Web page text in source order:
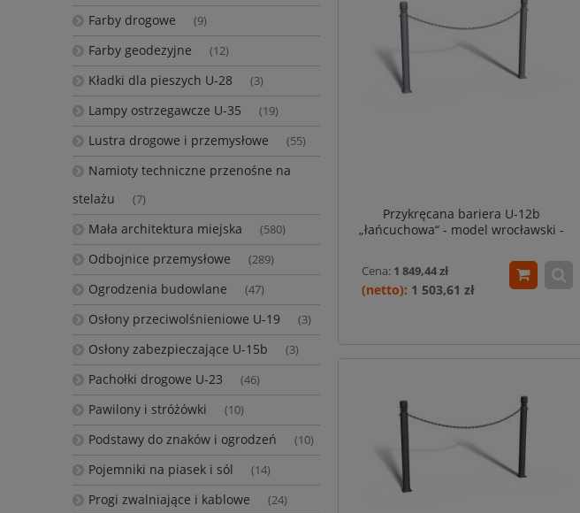
Farby drogowe (9)
Farby geodezyjne (12)
Kładki dla pieszych U-28 (3)
Lampy ostrzegawcze U-35 (19)
Lustra drogowe i przemysłowe (55)
Namioty techniczne przenośne na
stelażu
(7)
Mała architektura miejska (580)
Odbojnice przemysłowe (289)
Ogrodzenia budowlane (47)
Osłony przeciwolśnieniowe U-19 (3)
Osłony zabezpieczające U-15b (3)
Pachołki drogowe U-23 (46)
Pawilony i stróżówki (10)
Podstawy do znaków i ogrodzeń (10)
Pojemniki na piasek i sól (14)
Progi zwalniające i kablowe (24)
Przykręcana bariera U-12b
„łańcuchowa“ - model wrocławski -
Cena: 1 849,44 zł
1 503,61 zł